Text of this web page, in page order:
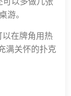
游。
以在牌角用热
满关怀的扑克